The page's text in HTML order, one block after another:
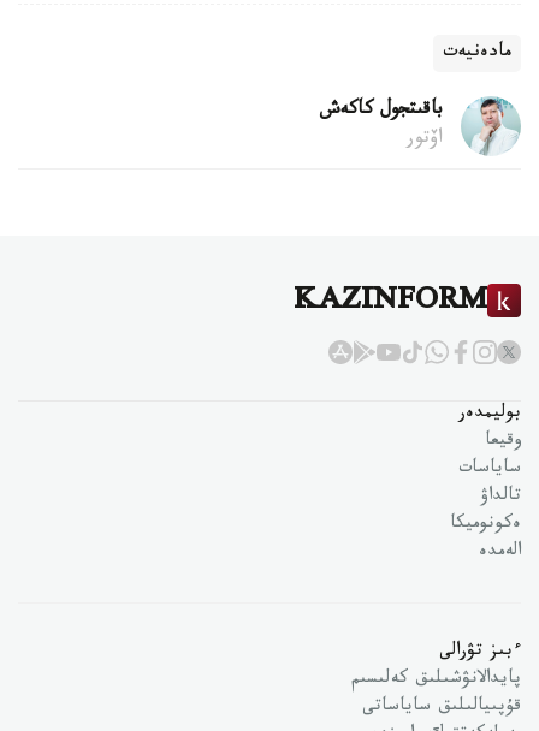
مادەنيەت
باقىتجول كاكەش
اۆتور
KAZINFORM
بوليمدەر
وقيعا
ساياسات
تالداۋ
ەكونوميكا
الەمدە
ءبىز تۋرالى
پايدالانۋشىلىق كەلىسىم
قۇپىيالىلىق ساياساتى